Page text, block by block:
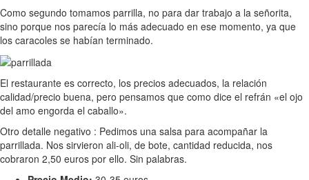
Como segundo tomamos parrilla, no para dar trabajo a la señorita,
sino porque nos parecía lo más adecuado en ese momento, ya que
los caracoles se habían terminado.
El restaurante es correcto, los precios adecuados, la relación
calidad/precio buena, pero pensamos que como dice el refrán «el ojo
del amo engorda el caballo».
Otro detalle negativo : Pedimos una salsa para acompañar la
parrillada. Nos sirvieron ali-oli, de bote, cantidad reducida, nos
cobraron 2,50 euros por ello. Sin palabras.